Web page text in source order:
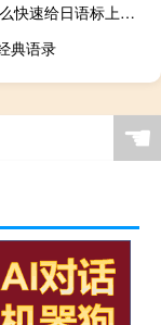
word中怎么快速给日语标上假名
典语录
☚